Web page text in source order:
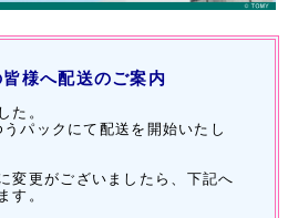
様へ配送のご案内
た。
パックにて配送を開始いたし
変更がございましたら、下記へ
す。